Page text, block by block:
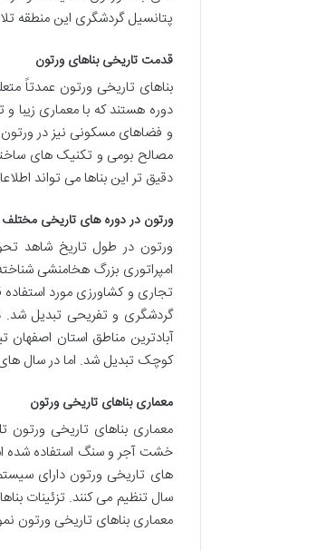
پتانسیل گردشگری این منطقه
قدمت تاریخی بناهای ورتون
بناهای تاریخی ورتون عمدتاً
دوره هستند که با معماری زیبا
و فضاهای مسکونی نیز در ورتون
مصالح بومی و تکنیک های
دقیق تر این بناها می تواند
ورتون در دوره های تاریخی مختلف
ورتون در طول تاریخ شاهد
امپراتوری بزرگ هخامنشی
تجاری و کشاورزی مورد استفاده
گردشگری و تفریحی تبدیل شد.
آبادترین مناطق استان
کوچک تبدیل شد. اما در سال
معماری بناهای تاریخی ورتون
معماری بناهای تاریخی ورتون
خشت آجر و سنگ استفاده شده
های تاریخی ورتون دارای
سال تنظیم می کنند. تزئینات
معماری بناهای تاریخی ورتون